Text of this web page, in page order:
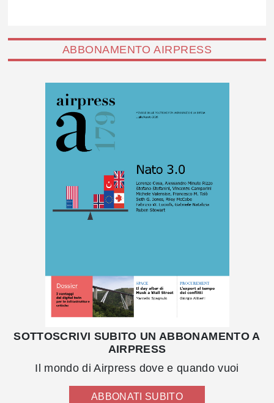
ABBONAMENTO AIRPRESS
SOTTOSCRIVI SUBITO UN ABBONAMENTO A
AIRPRESS
Il mondo di Airpress dove e quando vuoi
ABBONATI SUBITO